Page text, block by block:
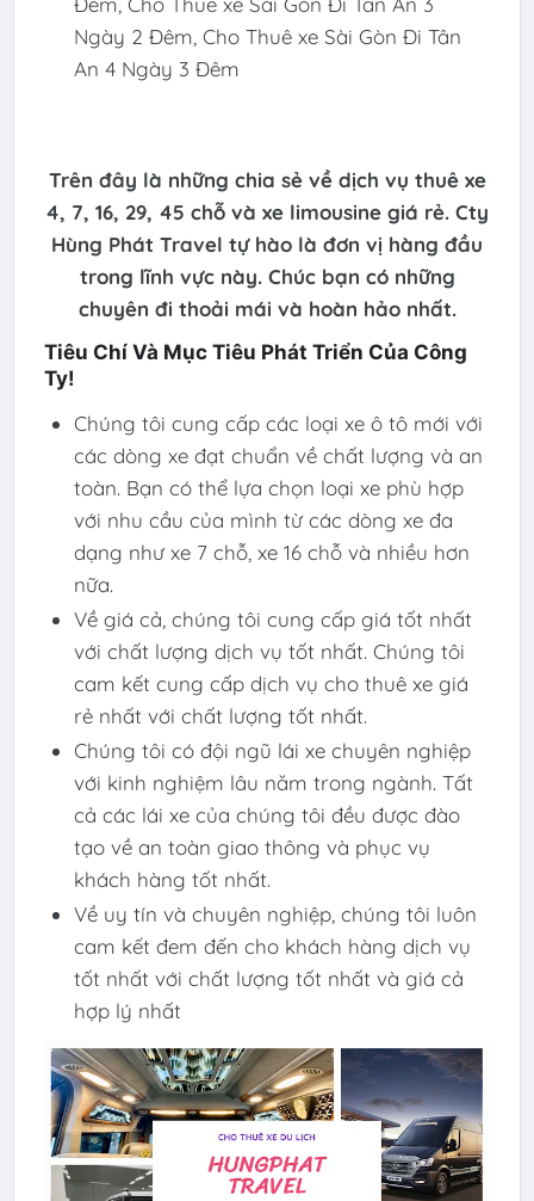
Ngày 2 Đêm, Cho Thuê xe Sài Gòn Đi Tân
An 4 Ngày 3 Đêm
Trên đây là những chia sẻ về dịch vụ thuê xe
4, 7, 16, 29, 45 chỗ và xe limousine giá rẻ. Cty
Hùng Phát Travel tự hào là đơn vị hàng đầu
trong lĩnh vực này. Chúc bạn có những
chuyên đi thoải mái và hoàn hảo nhất.
Tiêu Chí Và Mục Tiêu Phát Triển Của Công
Ty!
Chúng tôi cung cấp các loại xe ô tô mới với
các dòng xe đạt chuẩn về chất lượng và an
toàn. Bạn có thể lựa chọn loại xe phù hợp
với nhu cầu của mình từ các dòng xe đa
dạng như xe 7 chỗ, xe 16 chỗ và nhiều hơn
nữa.
Về giá cả, chúng tôi cung cấp giá tốt nhất
với chất lượng dịch vụ tốt nhất. Chúng tôi
cam kết cung cấp dịch vụ cho thuê xe giá
rẻ nhất với chất lượng tốt nhất.
Chúng tôi có đội ngũ lái xe chuyên nghiệp
với kinh nghiệm lâu năm trong ngành. Tất
cả các lái xe của chúng tôi đều được đào
tạo về an toàn giao thông và phục vụ
khách hàng tốt nhất.
Về uy tín và chuyên nghiệp, chúng tôi luôn
cam kết đem đến cho khách hàng dịch vụ
tốt nhất với chất lượng tốt nhất và giá cả
hợp lý nhất